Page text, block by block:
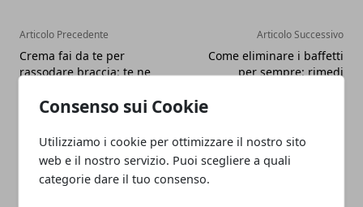
Consenso sui Cookie
Utilizziamo i cookie per ottimizzare il nostro sito
web e il nostro servizio. Puoi scegliere a quali
categorie dare il tuo consenso.
Articolo Precedente
Crema fai da te per
rassodare braccia: te ne
Articolo Successivo
Come eliminare i baffetti
per sempre: rimedi